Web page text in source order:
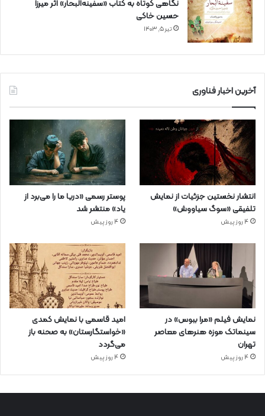
نگاهی کوتاه به کتاب «سفینه‌البحار» اثر میرزا
حسین خاکی
تیر ۵, ۱۴۰۳
آخرین اخبار فناوری
انتشار نخستین جزئیات از نمایش
تلفیقی «سوگ سیاووش»
4 روز پیش
پوستر رسمی «دریا ما را می‌برد از
یاد» منتشر شد
4 روز پیش
نمایش فیلم «مرا ببوس» در
سینماتک موزه هنرهای معاصر
تهران
4 روز پیش
امید قاسمی با نمایش کمدی
«خواستگارستان» به صحنه باز
می‌گردد
4 روز پیش